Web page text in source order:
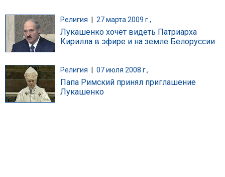
Религия 27 марта 2009 г.,
Лукашенко хочет видеть Патриарха
Кирилла в эфире и на земле Белоруссии
Религия 07 июля 2008 г.,
Папа Римский принял приглашение
Лукашенко